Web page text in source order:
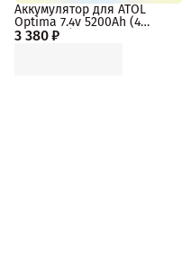
3 380 ₽
Аккумулятор для ATOL
Optima 7.4v 5200Ah (4
элемента)